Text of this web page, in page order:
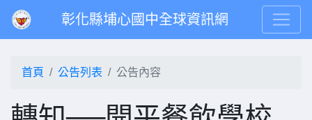
彰化縣埔心國中全球資訊網
首頁 公告列表 公告內容